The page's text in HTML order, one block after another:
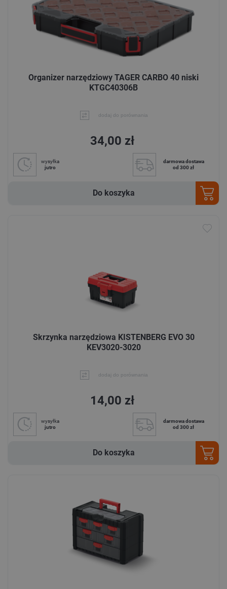
Organizer narzędziowy TAGER CARBO 40 niski
KTGC40306B
dodaj do porównania
34,00 zł
wysyłka
jutro
darmowa dostawa
od 300 zł
Do koszyka
Skrzynka narzędziowa KISTENBERG EVO 30
KEV3020-3020
dodaj do porównania
14,00 zł
wysyłka
jutro
darmowa dostawa
od 300 zł
Do koszyka